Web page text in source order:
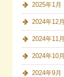
2025年1月
2024年12月
2024年11月
2024年10月
2024年9月